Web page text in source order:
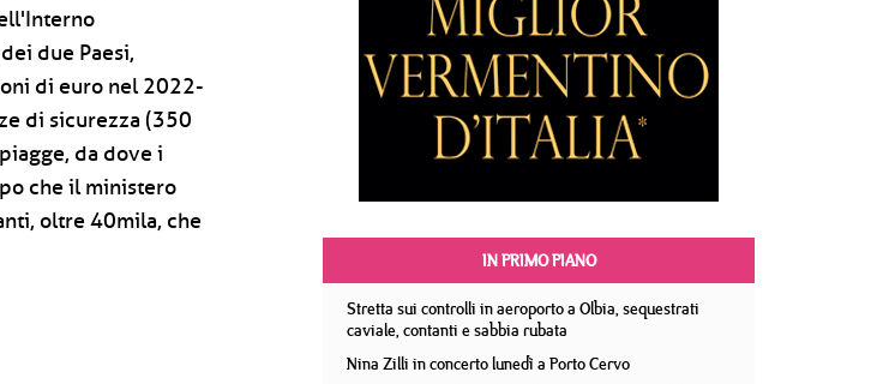
due Paesi,
di euro nel 2022-
di sicurezza (350
da dove i
che il ministero
oltre 40mila, che
IN PRIMO PIANO
Stretta sui controlli in aeroporto a Olbia, sequestrati
caviale, contanti e sabbia rubata
Nina Zilli in concerto lunedì a Porto Cervo